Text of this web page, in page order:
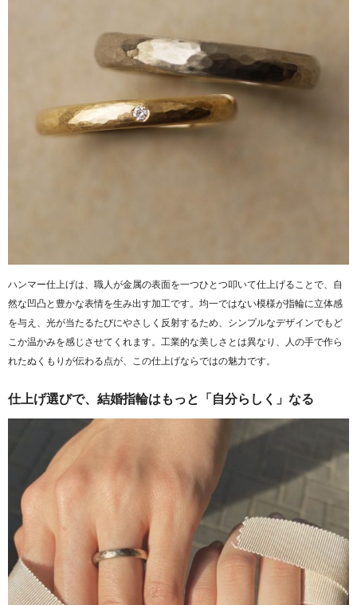
ハンマー仕上げは、職人が金属の表面を一つひとつ叩いて仕上げることで、自
然な凹凸と豊かな表情を生み出す加工です。均一ではない模様が指輪に立体感
を与え、光が当たるたびにやさしく反射するため、シンプルなデザインでもど
こか温かみを感じさせてくれます。工業的な美しさとは異なり、人の手で作ら
れたぬくもりが伝わる点が、この仕上げならではの魅力です。
仕上げ選びで、結婚指輪はもっと「自分らしく」なる